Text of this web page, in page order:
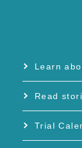
Learn
Read
Trial